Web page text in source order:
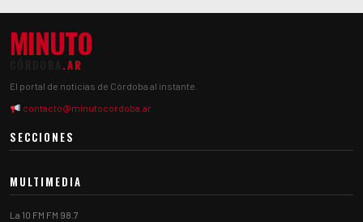
MINUTO
.AR
El portal de noticias de Córdoba al instante.
contacto@minutocordoba.ar
SECCIONES
MULTIMEDIA
La 10 FM FM 98.7